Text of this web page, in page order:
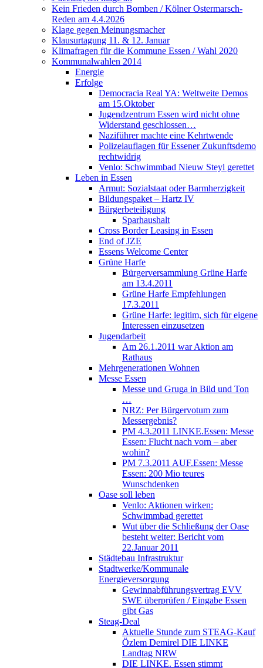
Kein Frieden durch Bomben / Kölner Ostermarsch-
Reden am 4.4.2026
Klage gegen Meinungsmacher
Klausurtagung 11. & 12. Januar
Klimafragen für die Kommune Essen / Wahl 2020
Kommunalwahlen 2014
Energie
Erfolge
Democracia Real YA: Weltweite Demos
am 15.Oktober
Jugendzentrum Essen wird nicht ohne
Widerstand geschlossen…
Naziführer machte eine Kehrtwende
Polizeiauflagen für Essener Zukunftsdemo
rechtwidrig
Venlo: Schwimmbad Nieuw Steyl gerettet
Leben in Essen
Armut: Sozialstaat oder Barmherzigkeit
Bildungspaket – Hartz IV
Bürgerbeteiligung
Sparhaushalt
Cross Border Leasing in Essen
End of JZE
Essens Welcome Center
Grüne Harfe
Bürgerversammlung Grüne Harfe
am 13.4.2011
Grüne Harfe Empfehlungen
17.3.2011
Grüne Harfe: legitim, sich für eigene
Interessen einzusetzen
Jugendarbeit
Am 26.1.2011 war Aktion am
Rathaus
Mehrgenerationen Wohnen
Messe Essen
Messe und Gruga in Bild und Ton
…
NRZ: Per Bürgervotum zum
Messergebnis?
PM 4.3.2011 LINKE.Essen: Messe
Essen: Flucht nach vorn – aber
wohin?
PM 7.3.2011 AUF.Essen: Messe
Essen: 200 Mio teures
Wunschdenken
Oase soll leben
Venlo: Aktionen wirken:
Schwimmbad gerettet
Wut über die Schließung der Oase
besteht weiter: Bericht vom
22.Januar 2011
Städtebau Infrastruktur
Stadtwerke/Kommunale
Energieversorgung
Gewinnabführungsvertrag EVV
SWE überprüfen / Eingabe Essen
gibt Gas
Steag-Deal
Aktuelle Stunde zum STEAG-Kauf
Özlem Demirel DIE LINKE
Landtag NRW
DIE LINKE. Essen stimmt